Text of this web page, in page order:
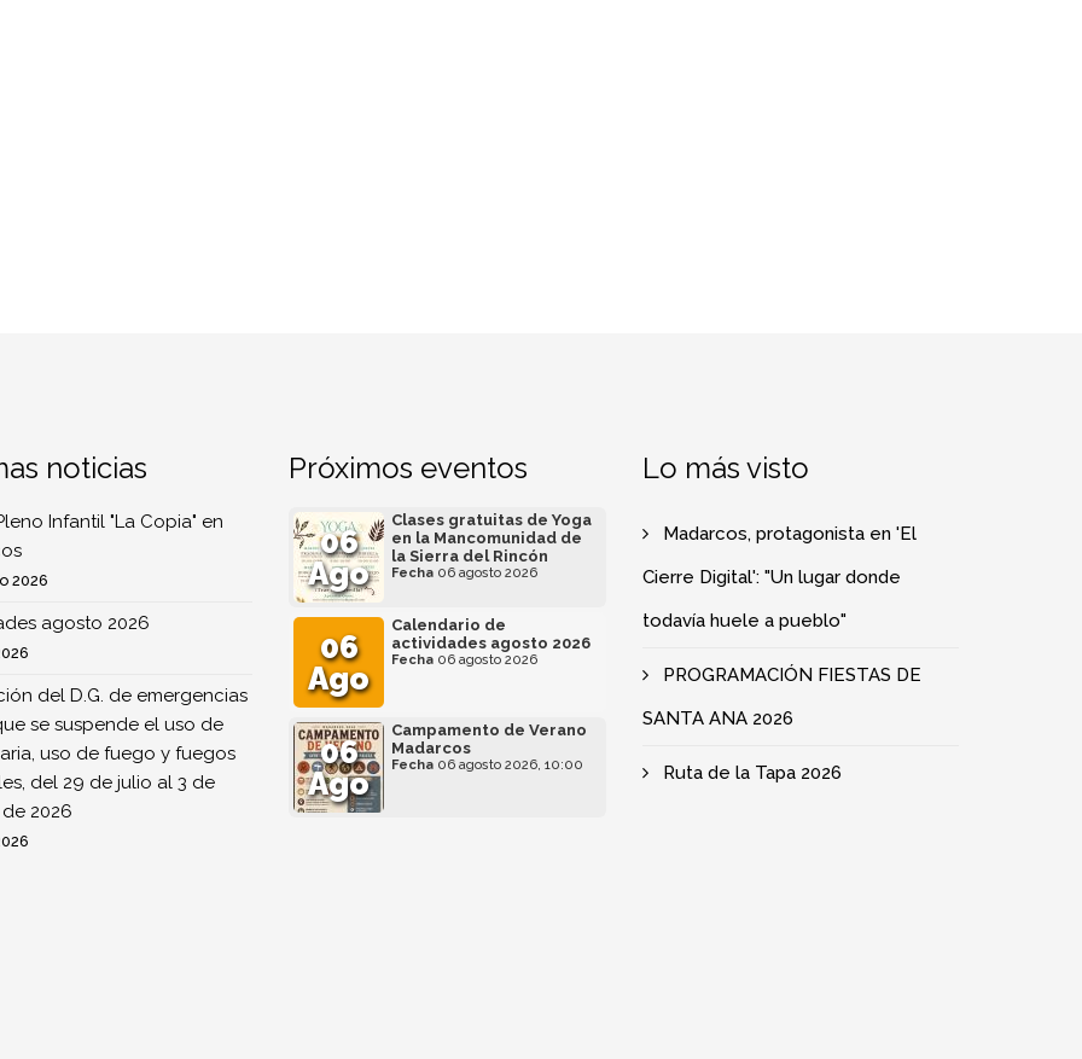
noticias
Infantil "La Copia" en
2026
agosto 2026
del D.G. de emergencias
se suspende el uso de
uso de fuego y fuegos
del 29 de julio al 3 de
2026
Próximos eventos
06
Ago
Clases gratuitas de Yoga
en la Mancomunidad de
la Sierra del Rincón
Fecha 06 agosto 2026
06
Ago
Calendario de
actividades agosto 2026
Fecha 06 agosto 2026
06
Ago
Campamento de Verano
Madarcos
Fecha 06 agosto 2026, 10:00
Lo más visto
Madarcos, protagonista en 'El
Cierre Digital': "Un lugar donde
todavía huele a pueblo"
PROGRAMACIÓN FIESTAS DE
SANTA ANA 2026
Ruta de la Tapa 2026